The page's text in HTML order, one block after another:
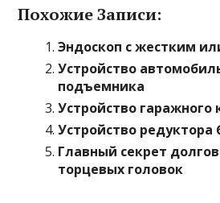
Похожие Записи:
Эндоскоп с жестким
Устройство
подъемника
Устройство гаражного
Устройство редуктора
Главный секрет
торцевых головок